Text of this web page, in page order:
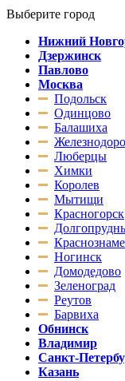
Выберите город
Нижний
Дзержинск
Павлово
Москва
Подольск
Одинцово
Балашиха
Люберцы
Химки
Королев
Мытищи
Красногорск
Ногинск
Домодедово
Зеленоград
Реутов
Барвиха
Обнинск
Владимир
Санкт-
Казань